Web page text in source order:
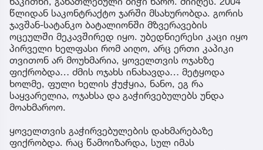
წლიდან საკონტრაქტო ჯარში მსახურობდა. გორის
ჯავშან-სატანკო ბატალიონში მზვერავების
ოცეულში მეკავშირედ იყო. უბედნიერესი კაცი იყო
პირველი ხელფასი რომ აიღო, არც ერთი კაპიკი
თვითონ არ მოუხმარია, ყოველთვის ოჯახზე
ფიქრობდა… ძმის ოჯახს ინახავდა… მეტყოდა
ხოლმე, ფული ხელის ჭუჭყია, ნანო, ეგ რა
საყვარელია, ოჯახსა და გაჭირვებულებს უნდა
მოახმაროო.
ყოველთვის გაჭირვებულების დახმარებაზე
ფიქრობდა. რაც წამოიზარდა, სულ იმას